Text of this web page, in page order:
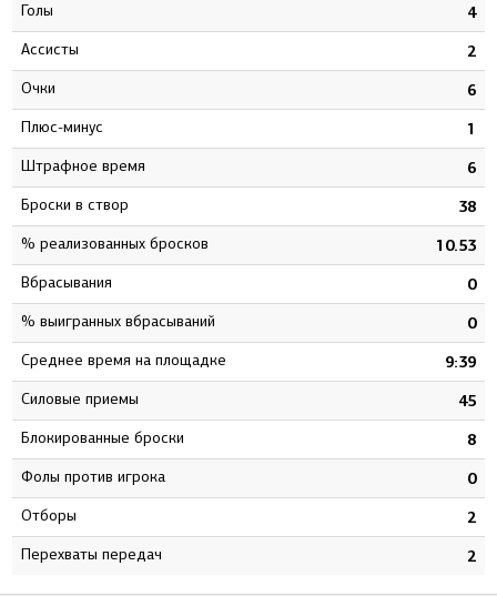
Голы 4
Ассисты 2
Очки 6
Плюс-минус 1
штрафное время 6
Броски в створ 38
% реализованных бросков 10.53
Вбрасывания 0
% выигранных вбрасываний 0
Среднее время на площадке 9:39
Силовые приемы 45
Блокированные броски 8
Фолы против игрока 0
Отборы 2
Перехваты передач 2